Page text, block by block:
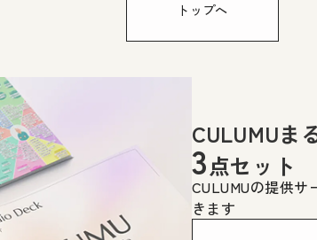
トップへ
CULUMUま
3点セット
CULUMUの提供
きます